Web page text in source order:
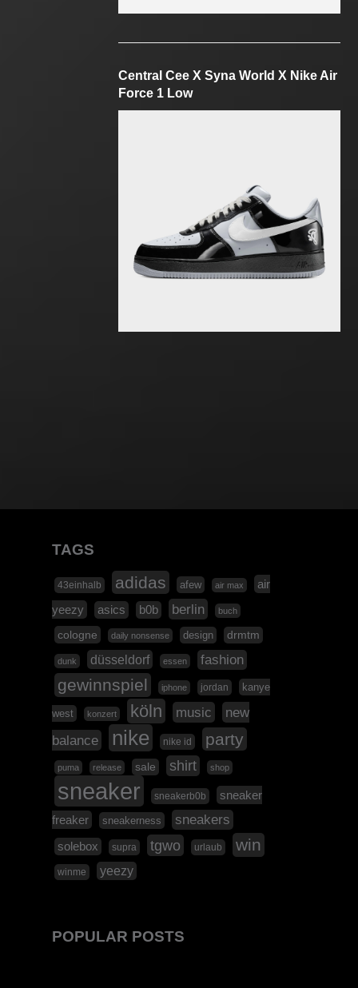
Central Cee X Syna World X Nike Air
Force 1 Low
TAGS
43einhalb adidas afew air max
air
yeezy
asics b0b berlin buch
cologne daily nonsense design drmtm
dunk düsseldorf essen fashion
gewinnspiel iphone jordan kanye
west konzert köln music
new
balance
nike nike id party
puma release sale shirt shop
sneaker sneakerb0b
sneaker
freaker
sneakerness sneakers
solebox supra tgwo urlaub win
winme yeezy
POPULAR POSTS